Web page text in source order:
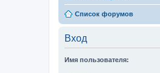
Список форумов
Вход
Имя пользователя: